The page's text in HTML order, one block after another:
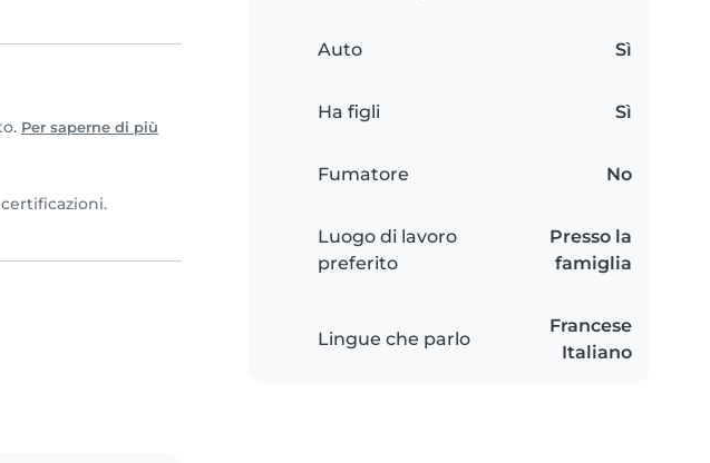
Per saperne di più
Auto Sì
Ha figli Sì
Fumatore No
Luogo di lavoro
preferito
Presso la
famiglia
Lingue che parlo
Francese
Italiano